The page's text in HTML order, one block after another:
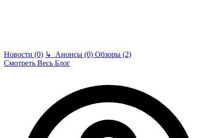
Новости (0) ↳ Анонсы (0) Обзоры (2)
Смотреть Весь Блог